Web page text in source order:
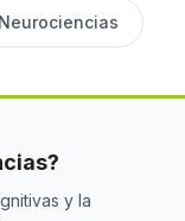
Neurociencias
y la